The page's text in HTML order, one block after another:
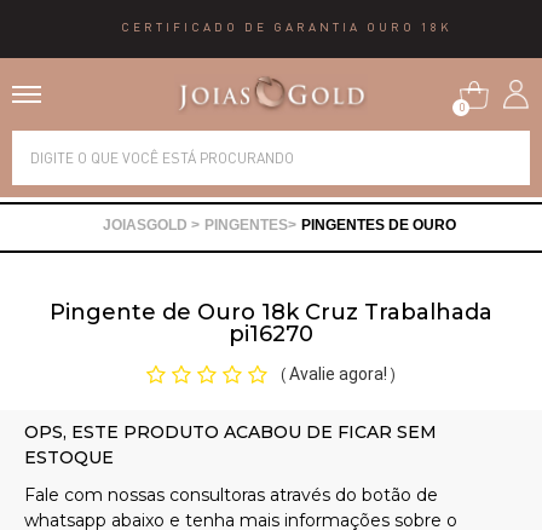
CERTIFICADO DE GARANTIA OURO 18K
0
PINGENTES PINGENTES DE OURO
Pingente de Ouro 18k Cruz Trabalhada
pi16270
( Avalie agora! )
Alianças
Brincos
Gargantilhas